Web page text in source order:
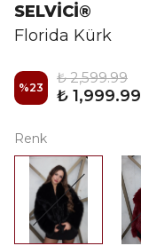
SELVİCİ®
Florida Kürk
%23
₺ 2,599.99
₺ 1,999.99
Renk